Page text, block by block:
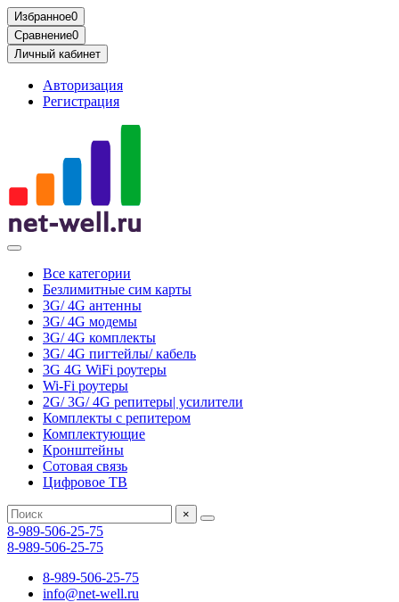
Избранное0
Сравнение0
Личный кабинет
Авторизация
Регистрация
Все категории
Безлимитные сим карты
3G/ 4G антенны
3G/ 4G модемы
3G/ 4G комплекты
3G/ 4G пигтейлы/ кабель
3G 4G WiFi роутеры
Wi-Fi роутеры
2G/ 3G/ 4G репитеры| усилители
Комплекты с репитером
Комплектующие
Кронштейны
Сотовая связь
Цифровое ТВ
×
8-989-506-25-75
8-989-506-25-75
8-989-506-25-75
info@net-well.ru